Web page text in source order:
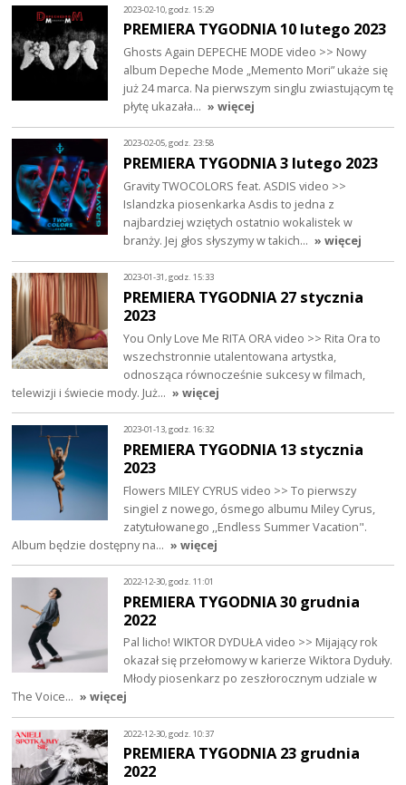
2023-02-10, godz. 15:29
PREMIERA TYGODNIA 10 lutego 2023
Ghosts Again DEPECHE MODE video >> Nowy
album Depeche Mode „Memento Mori” ukaże się
już 24 marca. Na pierwszym singlu zwiastującym tę
płytę ukazała… » więcej
2023-02-05, godz. 23:58
PREMIERA TYGODNIA 3 lutego 2023
Gravity TWOCOLORS feat. ASDIS video >>
Islandzka piosenkarka Asdis to jedna z
najbardziej wziętych ostatnio wokalistek w
branży. Jej głos słyszymy w takich… » więcej
2023-01-31, godz. 15:33
PREMIERA TYGODNIA 27 stycznia
2023
You Only Love Me RITA ORA video >> Rita Ora to
wszechstronnie utalentowana artystka,
odnosząca równocześnie sukcesy w filmach,
telewizji i świecie mody. Już… » więcej
2023-01-13, godz. 16:32
PREMIERA TYGODNIA 13 stycznia
2023
Flowers MILEY CYRUS video >> To pierwszy
singiel z nowego, ósmego albumu Miley Cyrus,
zatytułowanego ,,Endless Summer Vacation".
Album będzie dostępny na… » więcej
2022-12-30, godz. 11:01
PREMIERA TYGODNIA 30 grudnia
2022
Pal licho! WIKTOR DYDUŁA video >> Mijający rok
okazał się przełomowy w karierze Wiktora Dyduły.
Młody piosenkarz po zeszłorocznym udziale w
The Voice… » więcej
2022-12-30, godz. 10:37
PREMIERA TYGODNIA 23 grudnia
2022